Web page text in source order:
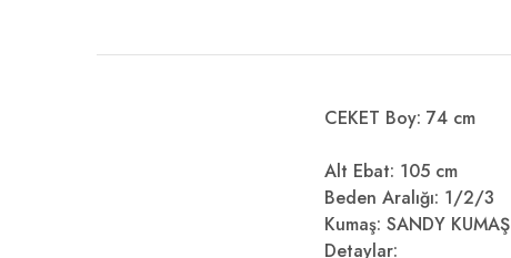
CEKET Boy: 74 cm
Alt Ebat: 105 cm
Beden Aralığı: 1/2/3
Kumaş: SANDY KUMAŞ
Detaylar: